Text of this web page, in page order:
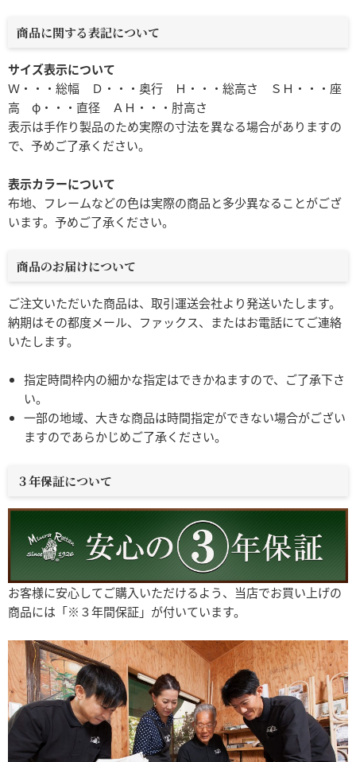
商品に関する表記について
サイズ表示について
Ｗ・・・総幅 Ｄ・・・奥行 Ｈ・・・総高さ ＳＨ・・・座
高 φ・・・直径 ＡＨ・・・肘高さ
表示は手作り製品のため実際の寸法を異なる場合がありますの
で、予めご了承ください。
表示カラーについて
布地、フレームなどの色は実際の商品と多少異なることがござ
います。予めご了承ください。
商品のお届けについて
ご注文いただいた商品は、取引運送会社より発送いたします。
納期はその都度メール、ファックス、またはお電話にてご連絡
いたします。
指定時間枠内の細かな指定はできかねますので、ご了承下さ
い。
一部の地域、大きな商品は時間指定ができない場合がござい
ますのであらかじめご了承ください。
３年保証について
お客様に安心してご購入いただけるよう、当店でお買い上げの
商品には「※３年間保証」が付いています。